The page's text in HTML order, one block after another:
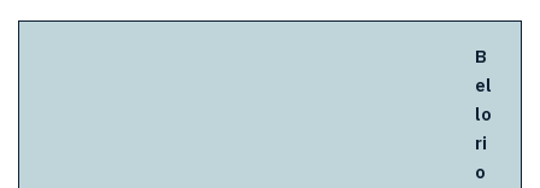
B
el
lo
ri
o